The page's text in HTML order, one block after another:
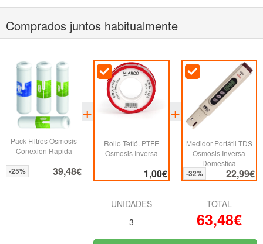
Comprados juntos habitualmente
Pack Filtros Osmosis
Conexion Rapida
39,48€
-25%
Rollo Tefló. PTFE
Osmosis Inversa
1,00€
Medidor Portátil TDS
Osmosis Inversa
Domestica
22,99€
-32%
UNIDADES
TOTAL
3
63,48€